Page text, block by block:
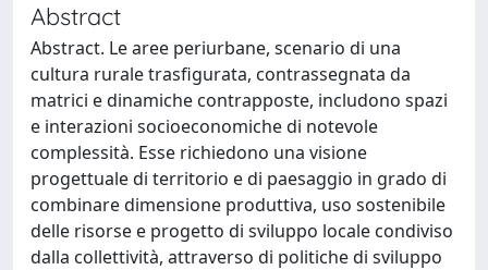
Abstract
Abstract. Le aree periurbane, scenario di una
cultura rurale trasfigurata, contrassegnata da
matrici e dinamiche contrapposte, includono spazi
e interazioni socioeconomiche di notevole
complessità. Esse richiedono una visione
progettuale di territorio e di paesaggio in grado di
combinare dimensione produttiva, uso sostenibile
delle risorse e progetto di sviluppo locale condiviso
dalla collettività, attraverso di politiche di sviluppo